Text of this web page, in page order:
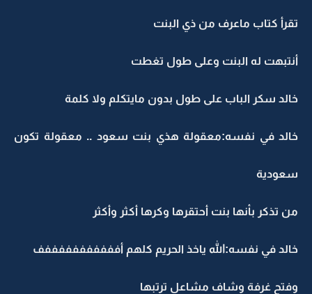
تقرأ كتاب ماعرف من ذي البنت
أنتبهت له البنت وعلى طول تغطت
خالد سكر الباب على طول بدون مايتكلم ولا كلمة
خالد في نفسه:معقولة هذي بنت سعود .. معقولة تكون
سعودية
من تذكر بأنها بنت أحتقرها وكرها أكثر وأكثر
خالد في نفسه:الله ياخذ الحريم كلهم أفففففففففففف
وفتح غرفة وشاف مشاعل ترتبها